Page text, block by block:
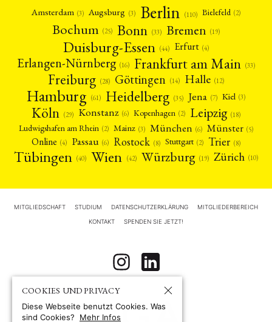
Amsterdam (3) Augsburg (3) Berlin (110) Bielefeld (2)
Bochum (25) Bonn (33) Bremen (19)
Duisburg-Essen (44) Erfurt (4)
Erlangen-Nürnberg (16) Frankfurt am Main (33)
Freiburg (28) Göttingen (14) Halle (12)
Hamburg (61) Heidelberg (35) Jena (7) Kiel (3)
Köln (29) Konstanz (6) Kopenhagen (2) Leipzig (18)
Ludwigshafen am Rhein (2) Mainz (3) München (6) Münster (5)
Online (4) Passau (6) Rostock (8) Stuttgart (2) Trier (8)
Tübingen (40) Wien (42) Würzburg (19) Zürich (10)
MITGLIEDSCHAFT STUDIUM DATENSCHUTZERKLÄRUNG MITGLIEDERBEREICH
KONTAKT SPENDEN SIE JETZT!
COOKIES UND PRIVACY
Diese Webseite benutzt Cookies. Was
sind Cookies?
Mehr Infos